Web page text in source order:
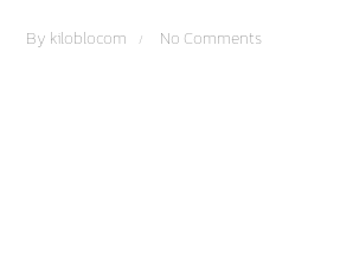
By kiloblocom No Comments